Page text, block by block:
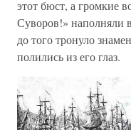
этот бюст, а громкие
Суворов!» наполняли
до того тронуло
полились из его глаз.